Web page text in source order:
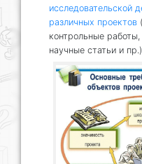
исследовательской
различных проектов
контрольные
научные статьи и пр.).